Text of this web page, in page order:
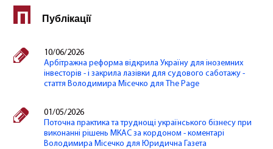
П Публікації
10/06/2026
Арбітражна реформа відкрила Україну для іноземних
інвесторів - і закрила лазівки для судового саботажу -
стаття Володимира Місечко для The Page
01/05/2026
Поточна практика та труднощі українського бізнесу при
виконанні рішень МКАС за кордоном - коментарі
Володимира Місечко для Юридична Газета